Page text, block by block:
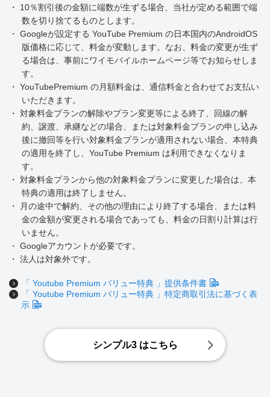
・ 10％割引後の金額に端数が生ずる場合、当社が定める範囲で端
数を切り捨てるものとします。
・ Googleが設定する YouTube Premium の日本国内のAndroidOS
版価格に応じて、料金が変動します。なお、料金の変更が生ず
る場合は、事前にワイモバイルホームページ等でお知らせしま
す。
・ YouTubePremium の月額料金は、通信料金と合わせてお支払い
いただきます。
・ 対象料金プランの解除やプラン変更等による終了、回線の解
約、譲渡、承継などの場合、または対象料金プランの申し込み
後に撤回等を行い対象料金プランが適用されない場合、本特典
の適用を終了し、YouTube Premium は利用できなくなりま
す。
・ 対象料金プランから他の対象料金プランに変更した場合は、本
特典の適用は終了しません。
・ 月の途中で解約、その他の理由により終了する場合、または料
金の金額が変更される場合であっても、料金の日割り計算は行
いません。
・ Googleアカウントが必要です。
・ 法人は対象外です。
「 Youtube Premium バリュー特典 」提供条件書
「 Youtube Premium バリュー特典 」特定商取引法に基づく表
示
シンプル3 はこちら